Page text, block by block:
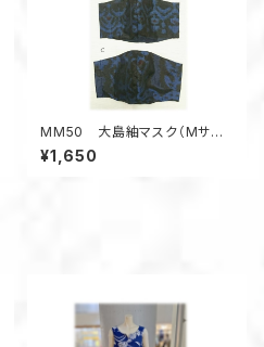
MM50 大島紬マスク（Mサイ
ズ・青系・幾何学柄）
¥1,650